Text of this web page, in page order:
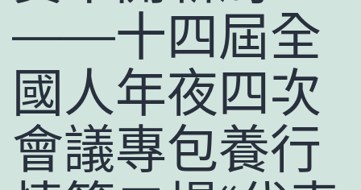
——十四屆全
國人年夜四次
會議專包養行